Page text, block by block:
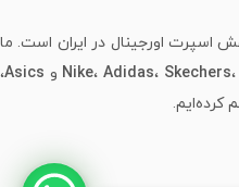
اسپرت اورجینال در ایران است. ما
Nike، Adidas، Skechers، و Asics،
کرده‌ایم.